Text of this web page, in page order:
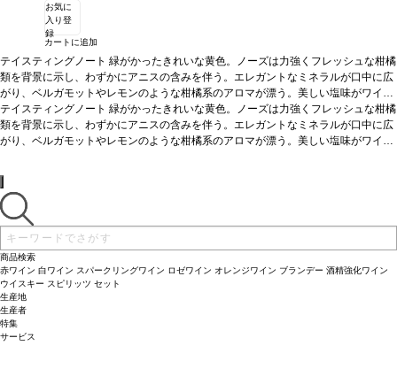
お気に
入り登
録
カートに追加
テイスティングノート 緑がかったきれいな黄色。ノーズは力強くフレッシュな柑橘
類を背景に示し、わずかにアニスの含みを伴う。エレガントなミネラルが口中に広
がり、ベルガモットやレモンのような柑橘系のアロマが漂う。美しい塩味がワイン
にフレッシュさを与えている。合う料理シーフードの盛り合わせ、貝類、魚のグ
リル、クロタン・ド・シャヴィニョルなどロワールの特産チーズなどと好相性葡萄
品種ソーヴィニヨン・ブラン認証エコサート
テイスティングノート 緑がかったきれいな黄色。ノーズは力強くフレッシュな柑橘
類を背景に示し、わずかにアニスの含みを伴う。エレガントなミネラルが口中に広
がり、ベルガモットやレモンのような柑橘系のアロマが漂う。美しい塩味がワイン
リル、クロタン・ド・シャヴィニョルなどロワールの特産チーズなどと好相性
品種
商品検索
赤ワイン 白ワイン スパークリングワイン ロゼワイン オレンジワイン ブランデー 酒精強化ワイン
ウイスキー スピリッツ セット
生産地
生産者
特集
サービス